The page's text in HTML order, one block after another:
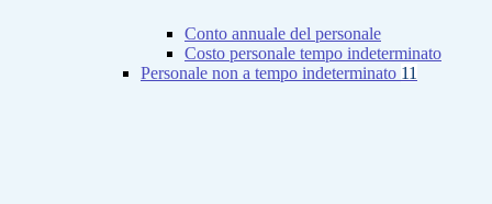
Conto annuale del personale
Costo personale tempo indeterminato
Personale non a tempo indeterminato 11